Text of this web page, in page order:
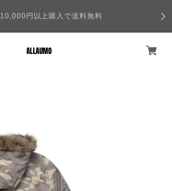
10,000円以上購入で送料無料